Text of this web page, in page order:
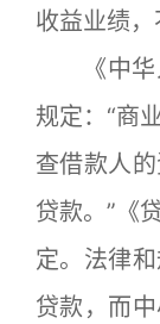
收益业绩，
《中
规定：“商
查借款人
贷款。”《
定。法律
贷款，而